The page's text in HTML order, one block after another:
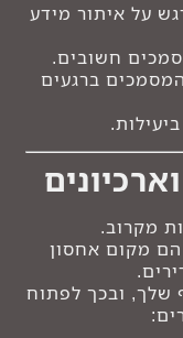
על איתור מידע
חשובים.
ברגעים
מקרוב.
מקום אחסון
שלך, ובכך לפתוח